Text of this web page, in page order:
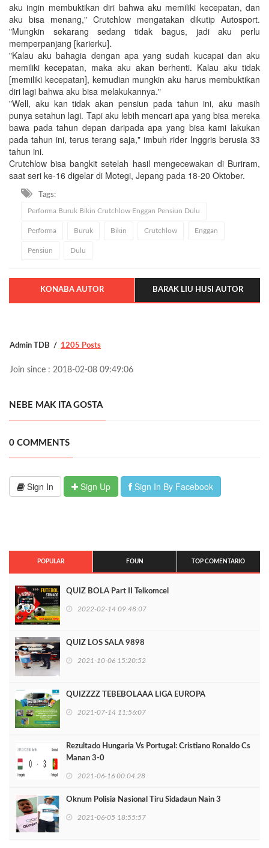
aku ingin membuktikan diri bahwa aku memiliki kecepatan, dan
aku bisa menang," Crutchlow mengatakan dikutip Autosport.
"Mungkin sekarang sedang tidak bagus, jadi aku perlu
memperpanjang [karierku].
"Kalau aku bahagia dengan apa yang sudah kucapai dan aku
memiliki kecepatan, maka aku akan berhenti. Kalau aku tidak
[memiliki kecepatan], kemudian mungkin aku harus membuktikan
diri lagi bahwa aku bisa melakukannya."
"Well, aku kan tidak akan pensiun pada tahun ini, aku masih
punya setahun lagi. Tapi aku lebih mencari apa yang bisa mereka
bawa pada tahun depan daripada apa yang bisa kami lakukan
pada tahun ini, terus terang saja," imbuh rider Inggris berusia 33
tahun ini.
Crutchlow bisa bangkit setelah hasil mengecewakan di Buriram,
saat seri ke-16 digelar di Motegi, Jepang pada 18-20 Oktober.
Tags:
Performa Buruk Bikin Crutchlow Enggan Pensiun Dulu
Performa Buruk Bikin Crutchlow Enggan
Pensiun Dulu
KONABA AUTOR BARAK LIU HUSI AUTOR
Admin TDB 1205 Posts
Join since : 2018-02-08 09:49:06
NEBE MAK ITA GOSTA
0 COMMENTS
Sign In Sign Up Sign In By Facebook
POPULAR FOUN TOP COMENTARIO
QUIZ BOLA Part II Telkomcel
2022-02-14 09:48:07
QUIZ LOS SALA 9898
2021-10-06 15:20:52
QUIZZZZ TEBEBOLAAA LIGA EUROPA
2021-07-14 11:56:07
Rezultado Hungaria Vs Portugal: Cristiano Ronaldo Cs
Manan 3-0
2021-06-16 00:04:28
Oknum Polisia Nasional Tiru Sidadaun Nain 3
2021-06-05 18:55:57